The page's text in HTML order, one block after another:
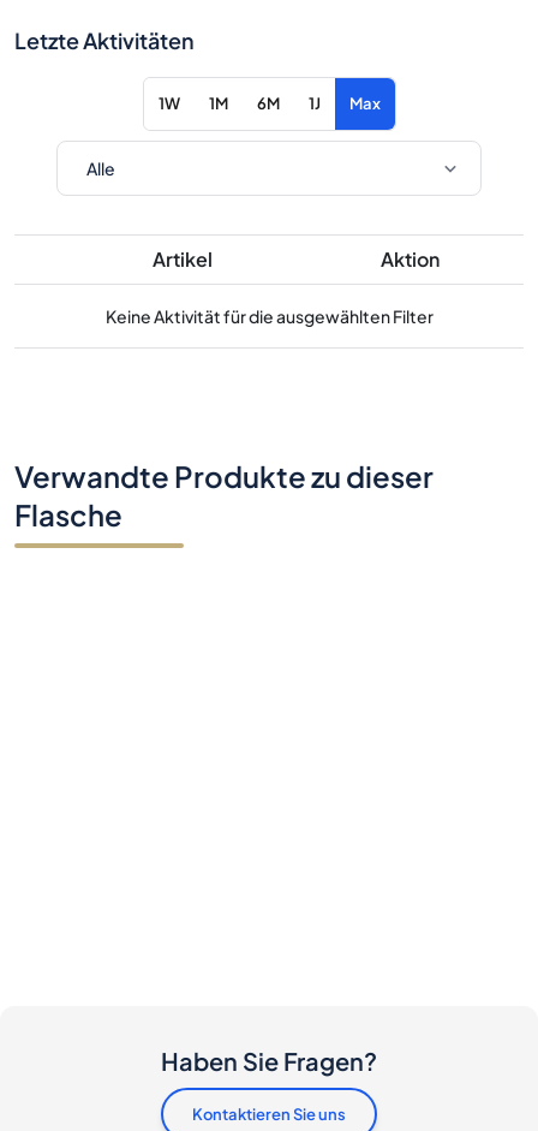
Letzte Aktivitäten
1W 1M 6M 1J Max
Artikel Aktion
Keine Aktivität für die ausgewählten Filter
Verwandte Produkte zu dieser
Flasche
Haben Sie Fragen?
Kontaktieren Sie uns